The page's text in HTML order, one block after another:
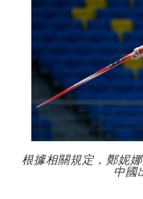
根據相關規定，鄭妮
中國